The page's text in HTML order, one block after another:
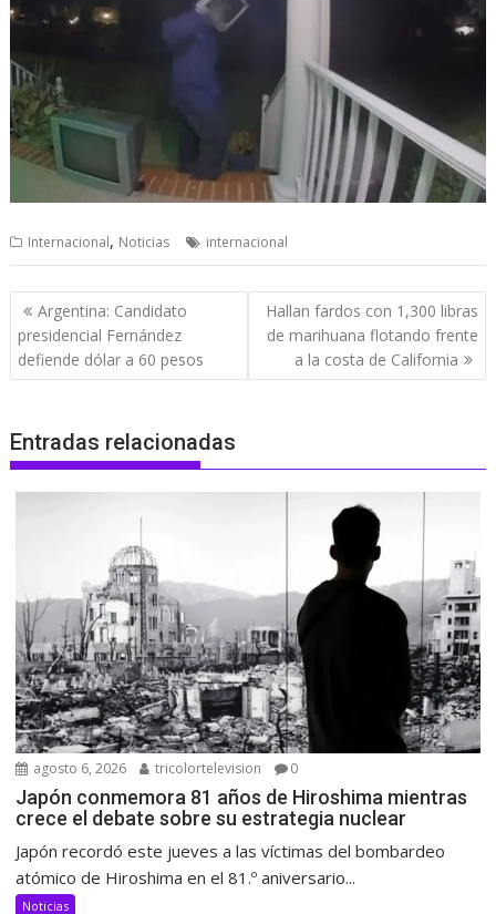
Internacional, Noticias internacional
Navegación
de
entradas
Argentina: Candidato
presidencial Fernández
defiende dólar a 60 pesos
Hallan fardos con 1,300 libras
de marihuana flotando frente
a la costa de California
Entradas relacionadas
agosto 6, 2026 tricolortelevision 0
Japón conmemora 81 años de Hiroshima mientras
crece el debate sobre su estrategia nuclear
Japón recordó este jueves a las víctimas del bombardeo
atómico de Hiroshima en el 81.º aniversario...
Noticias